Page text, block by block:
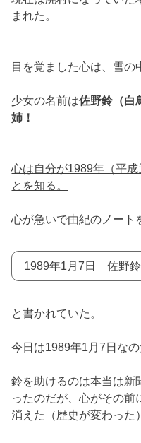
まれた。
目を覚ました心は、雪の
少女の名前は佐野鈴（白
姉！
心は自分が1989年（平
とを知る。
心が急いで由紀のノート
1989年1月7日 佐野
と書かれていた。
今日は1989年1月7日なの
鈴を助けるのは本当は新
ったのだが、心がその前
消えた（歴史が変わった